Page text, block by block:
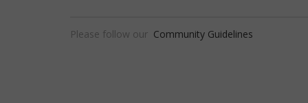
Please follow our Community Guidelines